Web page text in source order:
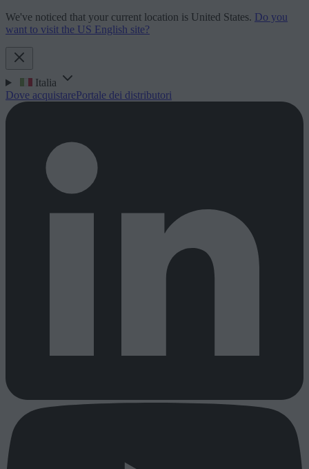
We've noticed that your current location is United States. Do you
want to visit the US English site?
Italia
Dove acquistarePortale dei distributori